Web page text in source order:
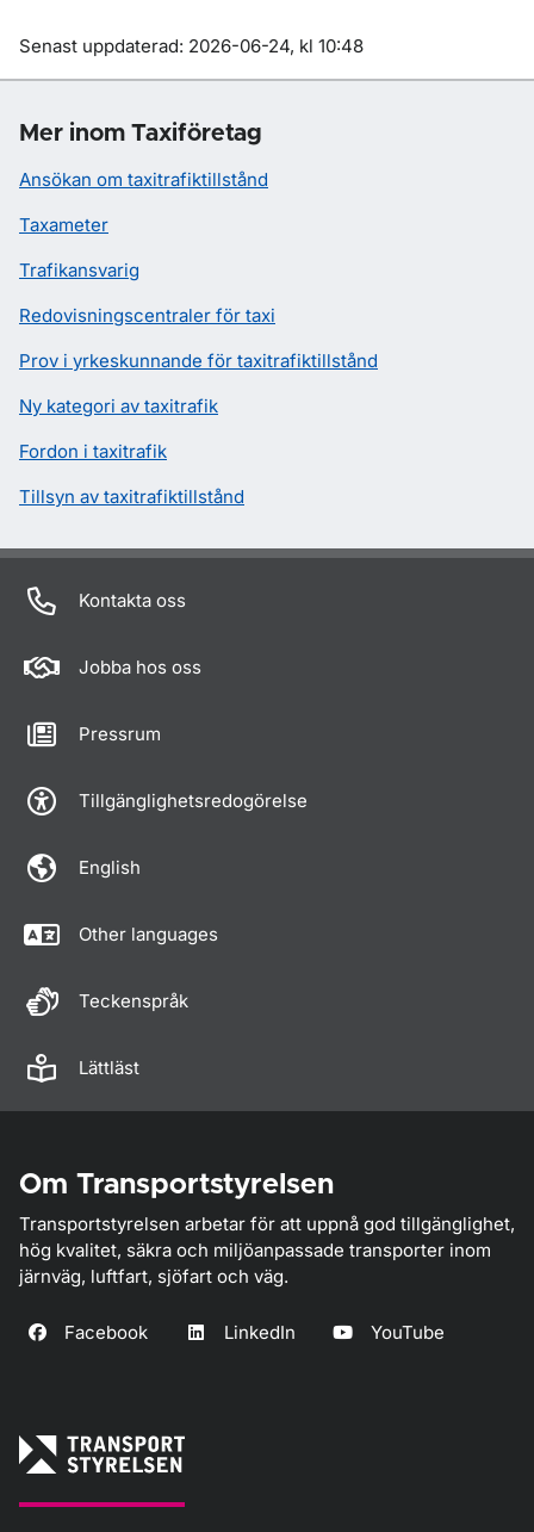
Om sidan
Senast uppdaterad: 2026-06-24, kl 10:48
Mer inom Taxiföretag
Ansökan om taxitrafiktillstånd
Taxameter
Trafikansvarig
Redovisningscentraler för taxi
Prov i yrkeskunnande för taxitrafiktillstånd
Ny kategori av taxitrafik
Fordon i taxitrafik
Tillsyn av taxitrafiktillstånd
Kontakta oss
Jobba hos oss
Pressrum
Tillgänglighetsredogörelse
English
Other languages
Teckenspråk
Lättläst
Om Transportstyrelsen
Transportstyrelsen arbetar för att uppnå god tillgänglighet,
hög kvalitet, säkra och miljöanpassade transporter inom
järnväg, luftfart, sjöfart och väg.
Facebook LinkedIn YouTube